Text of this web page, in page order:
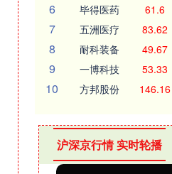
6 毕得医药 61.6
7 五洲医疗 83.62
8 耐科装备 49.67
9 一博科技 53.33
10 方邦股份 146.16
沪深京行情 实时轮播